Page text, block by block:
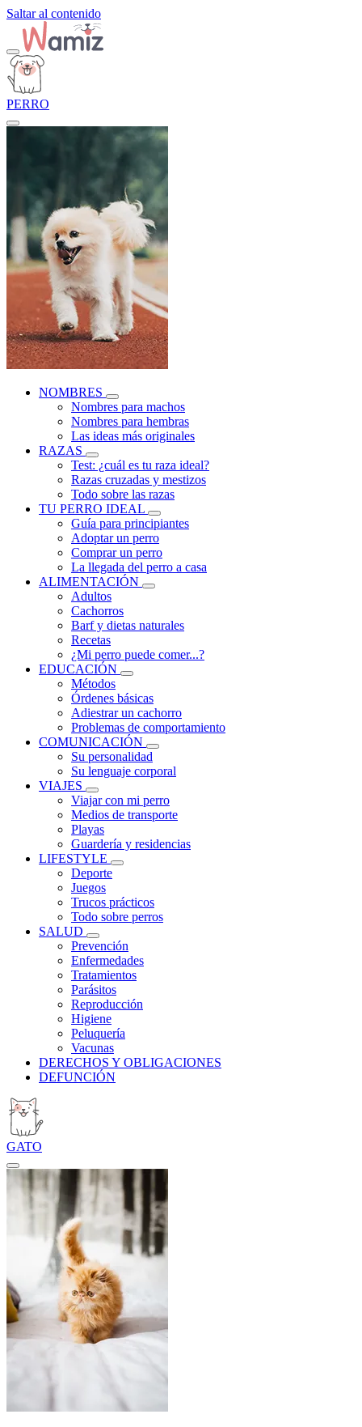
Saltar al contenido
PERRO
NOMBRES
Nombres para machos
Nombres para hembras
Las ideas más originales
RAZAS
Test: ¿cuál es tu raza ideal?
Razas cruzadas y mestizos
Todo sobre las razas
TU PERRO IDEAL
Guía para principiantes
Adoptar un perro
Comprar un perro
La llegada del perro a casa
ALIMENTACIÓN
Adultos
Cachorros
Barf y dietas naturales
Recetas
¿Mi perro puede comer...?
EDUCACIÓN
Métodos
Órdenes básicas
Adiestrar un cachorro
Problemas de comportamiento
COMUNICACIÓN
Su personalidad
Su lenguaje corporal
VIAJES
Viajar con mi perro
Medios de transporte
Playas
Guardería y residencias
LIFESTYLE
Deporte
Juegos
Trucos prácticos
Todo sobre perros
SALUD
Prevención
Enfermedades
Tratamientos
Parásitos
Reproducción
Higiene
Peluquería
Vacunas
DERECHOS Y OBLIGACIONES
DEFUNCIÓN
GATO